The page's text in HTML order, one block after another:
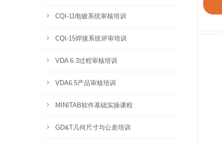
CQI-11电镀系统审核培训
CQI-15焊接系统评审培训
VDA 6.3过程审核培训
VDA6.5产品审核培训
MINITAB软件基础实操课程
GD&T几何尺寸与公差培训